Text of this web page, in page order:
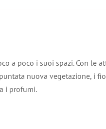
a poco i suoi spazi. Con le
nuova vegetazione, i
i profumi.